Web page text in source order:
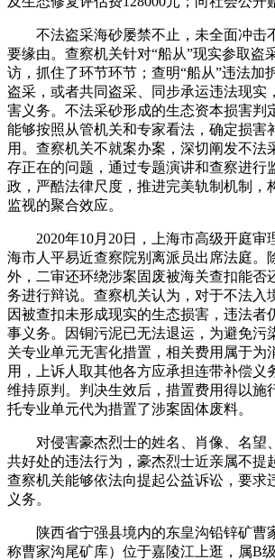
不法盗采海砂屡禁不止，未全面冲击
要缘由。查察机关针对“船从”现实参取盗
访，抓住了环节环节；查明“船从”违法加
盗采，或者共同盗采、同步承运违法现实
害义务。不法采砂形成的生态资本损害判
能够按照从管机关和专家看法，确定损害
用。查察机关不就案办案，深切阐发不法
存正在的问题，通过专题演讲和查察进行
政，严酷法律尺度，推进完美轨制机制，
监视的聚合效应。
2020年10月20日，上海市高级开庭审
海市人平易近查察院别离派员出席法庭。
外，二审还环绕涉案固废被海关查扣能否
务进行辩说。查察机关认为，对于不法入
因被查扣未形成现实的生态损害，违法者
事义务。因铜污泥已无法退运，为避免污
关专业单元无害化措置，相关费用属于为
用，上诉人取其他各方应承担连带补偿义
维持原判。判决生效后，措置费用得以施
托专业单元代为措置了涉案固体废料。
对侵害豪杰烈士的姓名、肖像、名望
共好处的违法行为，豪杰烈士近亲属不提
查察机关能够依法向提起公益诉讼，要求
义务。
陕西省宁强县境内的东皇沟铅锌矿曹
称曹家沟尾矿库）位于嘉陵江上逛，属B